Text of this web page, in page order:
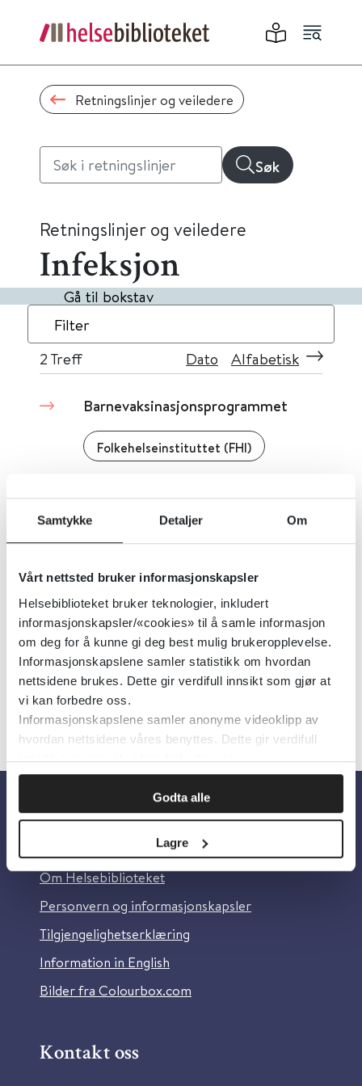
Samtykke Detaljer Om
Vårt nettsted bruker informasjonskapsler
Helsebiblioteket bruker teknologier, inkludert
informasjonskapsler/«cookies» til å samle informasjon
om deg for å kunne gi deg best mulig brukeropplevelse.
Informasjonskapslene samler statistikk om hvordan
nettsidene brukes. Dette gir verdifull innsikt som gjør at
vi kan forbedre oss.
Informasjonskapslene samler anonyme videoklipp av
hvordan nettsidene våres benyttes. Dette gir verdifull
innsikt som gjør at vi kan forbedre oss.
Godta alle
Lagre
Retningslinjer og veiledere
Søk
Retningslinjer og veiledere
Infeksjon
Gå til bokstav
Filter
2 Treff Dato Alfabetisk
Barnevaksinasjonsprogrammet
Folkehelseinstituttet (FHI)
Brukerhåndbok i mikrobiologi
Detaljer
Om oss
Om Helsebiblioteket
Personvern og informasjonskapsler
Tilgjengelighetserklæring
Information in English
Bilder fra Colourbox.com
Kontakt oss